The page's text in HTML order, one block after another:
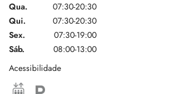
Qua.
07:30-20:30
Qui.
07:30-20:30
Sex.
07:30-19:00
Sáb.
08:00-13:00
Acessibilidade